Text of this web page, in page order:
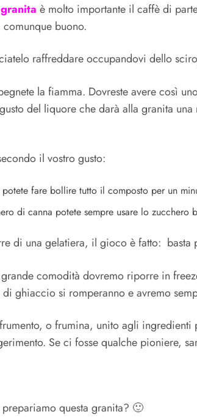
granita è molto importante il caffè di
buono.
raffreddare occupandovi dello
la fiamma. Dovreste avere così
del liquore che darà alla granita
il vostro gusto:
fare bollire tutto il composto per un
di canna potete sempre usare lo
di una gelatiera, il gioco è fatto:
comodità dovremo riporre in
ghiaccio si romperanno e avremo
o frumina, unito agli
Se ci fosse qualche pioniere,
questa granita? 🙂